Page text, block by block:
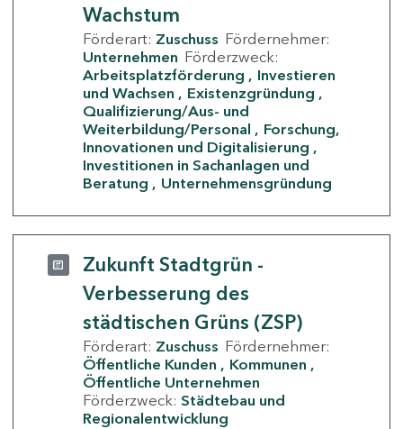
Wachstum
Förderart: Zuschuss Fördernehmer:
Unternehmen Förderzweck:
Arbeitsplatzförderung
Investieren
und Wachsen
Existenzgründung
Qualifizierung/Aus- und
Weiterbildung/Personal
Forschung,
Innovationen und Digitalisierung
Investitionen in Sachanlagen und
Beratung
Unternehmensgründung
Zukunft Stadtgrün -
Verbesserung des
städtischen Grüns (ZSP)
Förderart: Zuschuss Fördernehmer:
Öffentliche Kunden
Kommunen
Öffentliche Unternehmen
Förderzweck: Städtebau und
Regionalentwicklung